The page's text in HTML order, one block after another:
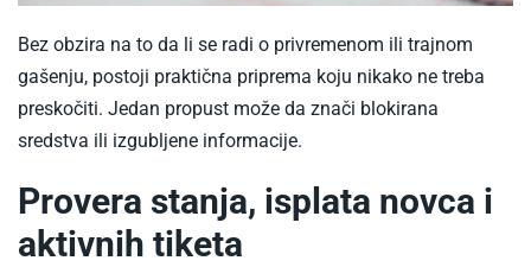
Bez obzira na to da li se radi o privremenom ili trajnom
gašenju, postoji praktična priprema koju nikako ne treba
preskočiti. Jedan propust može da znači blokirana
sredstva ili izgubljene informacije.
Provera stanja, isplata novca i
aktivnih tiketa